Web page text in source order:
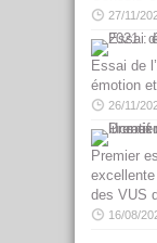
27/11/
Essai de
émotion
26/11/
Premier
des VUS
16/08/